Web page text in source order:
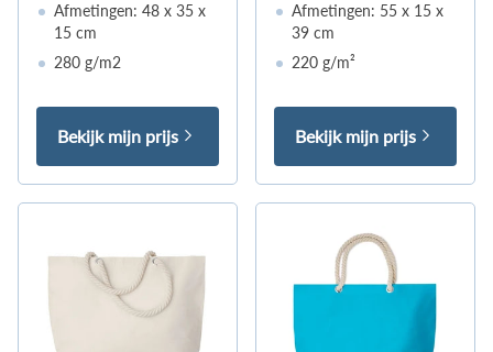
Afmetingen: 48 x 35 x
15 cm
280 g/m2
Bekijk mijn prijs
Afmetingen: 55 x 15 x
39 cm
220 g/m²
Bekijk mijn prijs